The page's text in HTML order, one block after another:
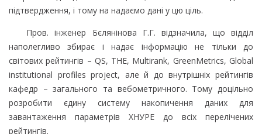
підтвердження, і тому на надаємо дані у цю ціль.
Пров. інженер Бєлянінова Г.Г. відзначила, що відділ
наполегливо збирає і надає інформацію не тільки до
світових рейтингів – QS, THE, Multirank, GreenMetrics, Global
institutional profiles project, але й до внутрішніх рейтингів
кафедр – загального та вебометричного. Тому доцільно
розробити єдину систему накопичення даних для
завантаження параметрів ХНУРЕ до всіх перелічених
рейтингів.